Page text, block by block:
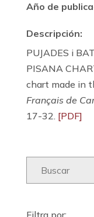
Año de
Descripción:
PUJADES i
PISANA
chart made in
Français de
17-32. [PDF]
Filtra por: